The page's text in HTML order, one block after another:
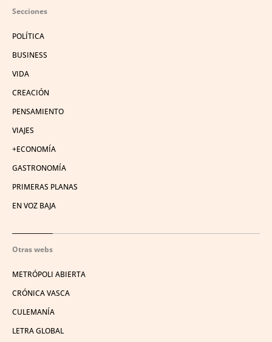
Secciones
POLÍTICA
BUSINESS
VIDA
CREACIÓN
PENSAMIENTO
VIAJES
+ECONOMÍA
GASTRONOMÍA
PRIMERAS PLANAS
EN VOZ BAJA
Otras webs
METRÓPOLI ABIERTA
CRÓNICA VASCA
CULEMANÍA
LETRA GLOBAL